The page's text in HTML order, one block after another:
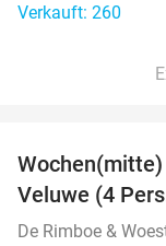
Verkauft: 260
Veluwe (4
De Rimboe &